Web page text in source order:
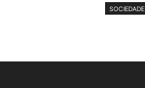
SOCIEDADE